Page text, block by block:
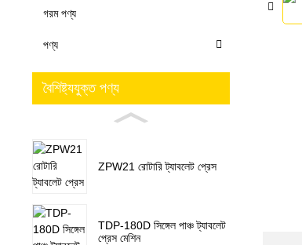
গরম পণ্য
পণ্য
বৈশিষ্ট্যযুক্ত পণ্য
ZPW21 রোটারি ট্যাবলেট প্রেস
TDP-180D সিঙ্গেল পাঞ্চ ট্যাবলেট
প্রেস মেশিন